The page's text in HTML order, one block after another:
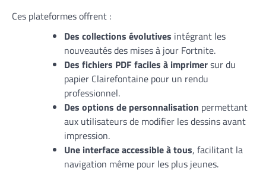
Ces plateformes offrent :
Des collections évolutives intégrant les
nouveautés des mises à jour Fortnite.
Des fichiers PDF faciles à imprimersur du
papier Clairefontaine pour un rendu
professionnel.
Des options de personnalisation permettant
aux utilisateurs de modifier les dessins avant
impression.
Une interface accessible à tous, facilitant la
navigation même pour les plus jeunes.